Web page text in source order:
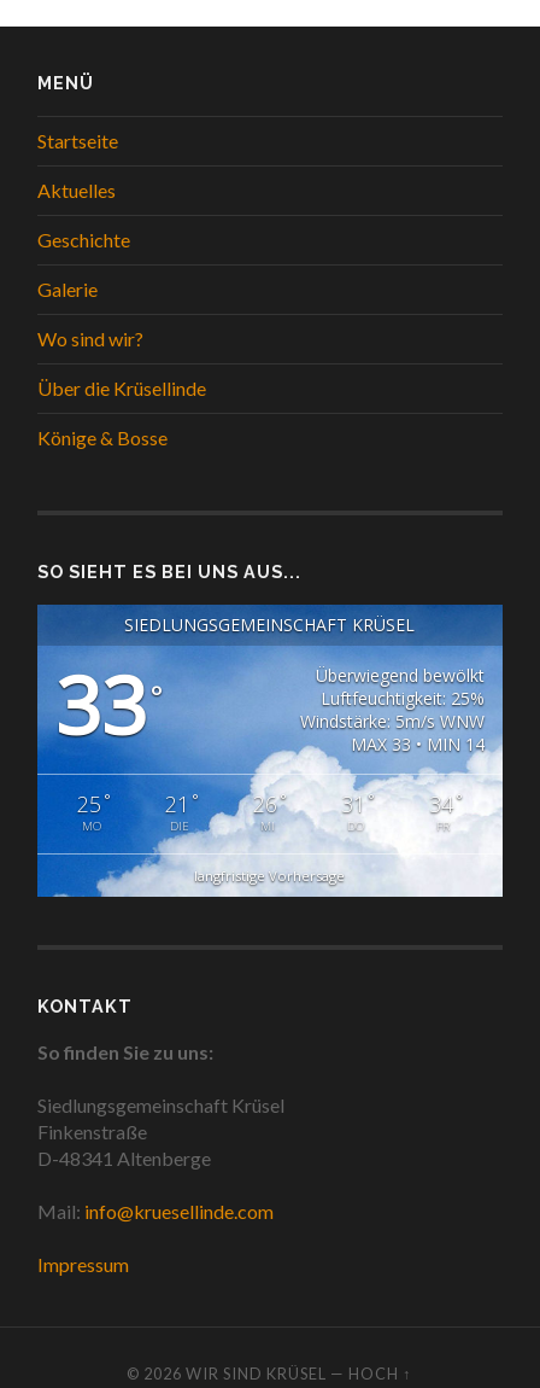
MENÜ
Startseite
Aktuelles
Geschichte
Galerie
Wo sind wir?
Über die Krüsellinde
Könige & Bosse
SO SIEHT ES BEI UNS AUS...
SIEDLUNGSGEMEINSCHAFT KRÜSEL
33°
Überwiegend bewölkt
Luftfeuchtigkeit: 25%
Windstärke: 5m/s WNW
MAX 33 • MIN 14
25°
MO
21 °
DIE
26°
MI
31°
DO
34°
FR
langfristige Vorhersage
KONTAKT
So finden Sie zu uns:
Siedlungsgemeinschaft Krüsel
Finkenstraße
D-48341 Altenberge
Mail: info@kruesellinde.com
Impressum
© 2026WIR SIND KRÜSEL — HOCH ↑